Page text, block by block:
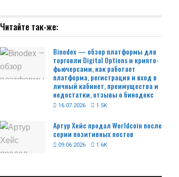
Читайте так-же:
Binodex — обзор платформы для
торговли Digital Options и крипто-
фьючерсами, как работает
платформа, регистрация и вход в
личный кабинет, преимущества и
недостатки, отзывы о бинодекс
16.07.2026 1.5K
Артур Хейс продал Worldcoin после
серии позитивных постов
09.06.2026 1.6K